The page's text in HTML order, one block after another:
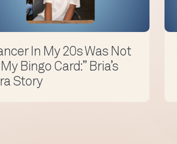
In My 20s Was Not
Bingo Card:” Bria’s
Story